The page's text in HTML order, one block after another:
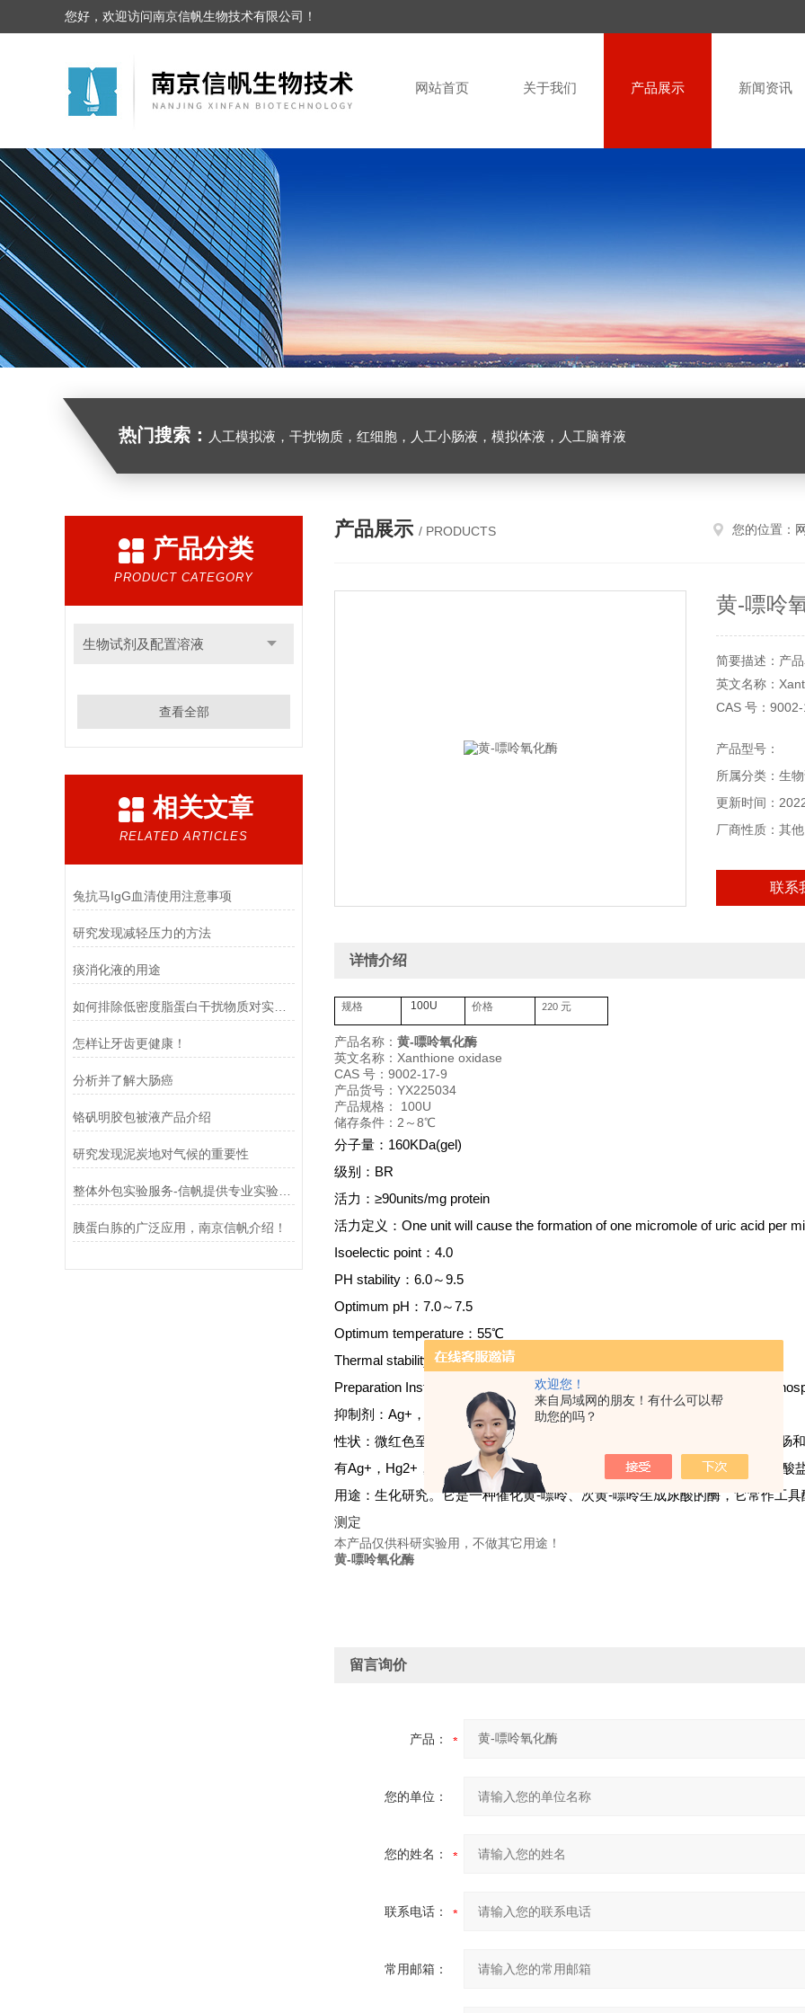
欢迎您！
来自局域网的朋友！有什么可以帮
助您的吗？
您好，欢迎访问南京信帆生物技术有限公司！
网站首页 关于我们 产品展示 新闻资讯
热门搜索： 人工模拟液，干扰物质，红细胞，人工小肠液，模拟体液，人工脑脊液
产品分类
PRODUCT CATEGORY
生物试剂及配置溶液
查看全部
相关文章
RELATED ARTICLES
兔抗马IgG血清使用注意事项
研究发现减轻压力的方法
痰消化液的用途
怎样让牙齿更健康！
分析并了解大肠癌
​铬矾明胶包被液产品介绍
研究发现泥炭地对气候的重要性
整体外包实验服务-信帆提供专业实验服务！
胰蛋白胨的广泛应用，南京信帆介绍！
产品展示 / PRODUCTS 您的位置：
黄-嘌呤
简要描述：产
英文名称：
CAS 号：
产品规格： 100U
储存条件：2
本产品仅供科
产品型号：
所属分类：生
更新时间：
厂商性质：其他
联系
详情介绍
规格 100U 价格 220 元
产品名称： 黄-嘌呤氧化酶
英文名称：Xanthione oxidase
CAS 号：9002-17-9
产品货号：YX225034
产品规格： 100U
储存条件：2～8℃
分子量：160KDa(gel)
级别：BR
活力：≥90units/mg protein
活力定义：One unit will cause the formation of one micromole of uric acid per
Isoelectic point：4.0
PH stability：6.0～9.5
Optimum pH：7.0～7.5
Optimum temperature：55℃
Thermal stability：≤55℃(PH7.5, 20 min)
Preparation Instructions：the enzyme is reconstituted in 50mM potassium
抑制剂：Ag+，Hg2+
性状：微红色至褐色无定形粉末。能溶于水。广泛存在于牛奶、肝脏、牛小肠
有Ag+，Hg2+，Cd2+及尿素、氰-化物、磷酸根和氯离子,主要稳定剂有水杨酸
用途：生化研究。它是一种催化黄-嘌呤、次黄-嘌呤生成尿酸的酶，它常作工
测定
本产品仅供科研实验用，不做其它用途！
黄-嘌呤氧化酶
留言询价
产品：
您的单位：
您的姓名：
联系电话：
常用邮箱：